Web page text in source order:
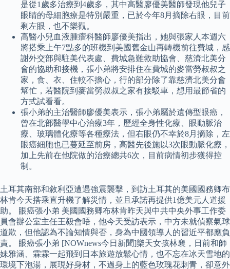
是從1歲多治療到4歲多，其中高醫廖優美醫師發現他兒子
眼睛的母細胞療是特別嚴重，已於今年8月摘除右眼，目前
剩左眼，也不樂觀。
高醫小兒血液腫瘤科醫師廖優美指出，她與張家人本週六
將搭乘上午7點多的班機到美國舊金山再轉機前往費城，感
謝外交部與駐美代表處、費城急難救助協會、慈濟北美分
會的協助和接機，張小弟將安排住在費城的麥當勞叔叔之
家，食、衣、住較不擔心，行的部分除了靠慈濟北美分會
幫忙，若醫院到麥當勞叔叔之家有接駁車，想用最節省的
方式試看看。
張小弟的主治醫師廖優美表示，張小弟屬於遺傳型眼癌，
曾在北部醫學中心治療3年，歷經全身性化療、眼動脈治
療、玻璃體化療等各種療法，但右眼仍不幸於8月摘除，左
眼癌細胞也已蔓延至前房，高醫先後施以3次眼動脈化療，
加上先前在他院做的治療總共6次，目前病情初步獲得控
制。
土耳其南部和敘利亞遭遇強震襲擊，到訪土耳其的美國國務卿布
林肯今天搭乘直升機了解災情，並且承諾再提供1億美元人道援
助。 眼癌張小弟 美國國務卿布林肯昨天與中共中央外事工作委
員會辦公室主任王毅會晤，他今天受訪表示，中方未就偵察氣球
道歉，但他認為不論知情與否，身為中國領導人的習近平都應負
責。 眼癌張小弟 [NOWnews今日新聞]樂天女孩林襄，日前和師
妹雅涵、霖霖一起飛到日本旅遊放鬆心情，也不忘在冰天雪地的
環境下泡湯，展現好身材，不過身上的藍色玫瑰花刺青，卻意外